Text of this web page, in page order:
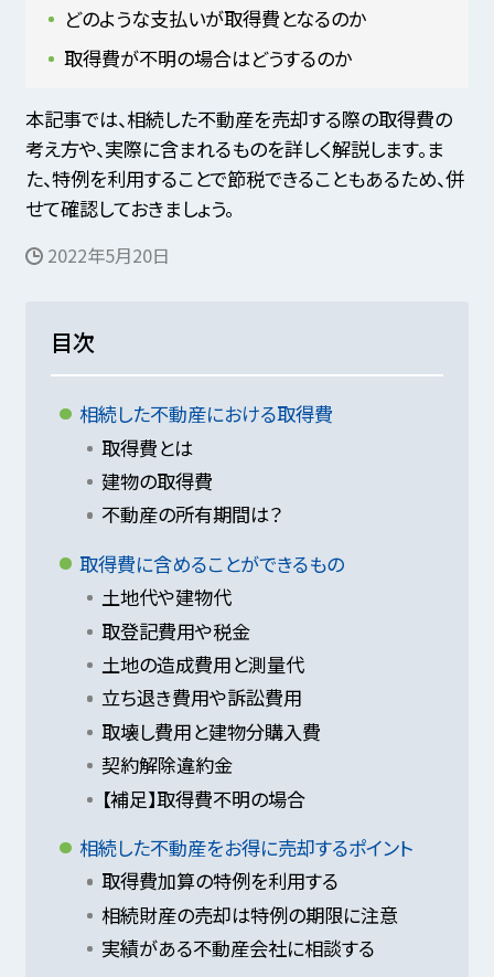
どのような支払いが取得費となるのか
取得費が不明の場合はどうするのか
本記事では、相続した不動産を売却する際の取得費の
考え方や、実際に含まれるものを詳しく解説します。ま
た、特例を利用することで節税できることもあるため、併
せて確認しておきましょう。
2022年5月20日
目次
相続した不動産における取得費
取得費とは
建物の取得費
不動産の所有期間は？
取得費に含めることができるもの
土地代や建物代
取登記費用や税金
土地の造成費用と測量代
立ち退き費用や訴訟費用
取壊し費用と建物分購入費
契約解除違約金
【補足】取得費不明の場合
相続した不動産をお得に売却するポイント
取得費加算の特例を利用する
相続財産の売却は特例の期限に注意
実績がある不動産会社に相談する